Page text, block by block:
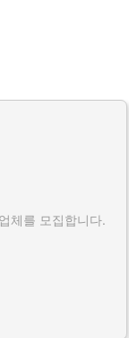
체를 모집합니다.